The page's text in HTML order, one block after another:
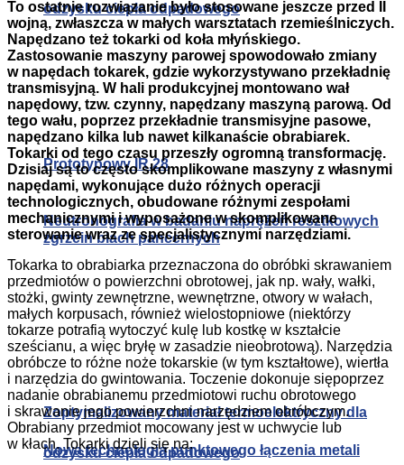
odzysku ciepła odpadowego
Neutronografia w badaniu naprężeń resztkowych
zgrzein blach pancernych
Nowa technologia punktowego łączenia metali
Prototypowy IR.28
Zoptymalizowany materiał termoelektryczny dla
odzysku ciepła odpadowego
To ostatnie rozwiązanie było stosowane jeszcze przed II
wojną, zwłaszcza w małych warsztatach rzemieślniczych.
Napędzano też tokarki od koła młyńskiego.
Zastosowanie maszyny parowej spowodowało zmiany
w napędach tokarek, gdzie wykorzystywano przekładnię
transmisyjną. W hali produkcyjnej montowano wał
napędowy, tzw. czynny, napędzany maszyną parową. Od
tego wału, poprzez przekładnie transmisyjne pasowe,
napędzano kilka lub nawet kilkanaście obrabiarek.
Tokarki od tego czasu przeszły ogromną transformację.
Dzisiaj są to często skomplikowane maszyny z własnymi
napędami, wykonujące dużo różnych operacji
technologicznych, obudowane różnymi zespołami
mechanicznymi i wyposażone w skomplikowane
sterowanie wraz ze specjalistycznymi narzędziami.
Tokarka to obrabiarka przeznaczona do obróbki skrawaniem
przedmiotów o powierzchni obrotowej, jak np. wały, wałki,
stożki, gwinty zewnętrzne, wewnętrzne, otwory w wałach,
małych korpusach, również wielostopniowe (niektórzy
tokarze potrafią wytoczyć kulę lub kostkę w kształcie
sześcianu, a więc bryłę w zasadzie nieobrotową). Narzędzia
obróbcze to różne noże tokarskie (w tym kształtowe), wiertła
i narzędzia do gwintowania. Toczenie dokonuje siępoprzez
nadanie obrabianemu przedmiotowi ruchu obrotowego
i skrawanie jego powierzchni narzędziem obróbczym.
Obrabiany przedmiot mocowany jest w uchwycie lub
w kłach. Tokarki dzieli się na: